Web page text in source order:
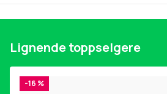
Størrelse: Justerbar størrelse
Farve: Sølv
Artikkel nr.
7959af07-1d99-5b6d-b4f8-
Lignende toppselgere
-16 %